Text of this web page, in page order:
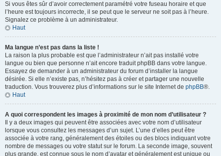
Si vous êtes sûr d’avoir correctement paramétré votre fuseau horaire et que
l’heure est toujours incorrecte, il se peut que le serveur ne soit pas à l’heure.
Signalez ce problème à un administrateur.
Haut
Ma langue n’est pas dans la liste !
La raison la plus probable est que l’administrateur n’ait pas installé votre
langue ou bien que personne n’ait encore traduit phpBB dans votre langue.
Essayez de demander à un administrateur du forum d’installer la langue
désirée. Si elle n’existe pas, n’hésitez pas à créer et partager une nouvelle
traduction. Vous trouverez plus d’informations sur le site Internet de phpBB®.
Haut
A quoi correspondent les images à proximité de mon nom d’utilisateur ?
Il y a deux images qui peuvent être associées avec votre nom d’utilisateur
lorsque vous consultez les messages d’un sujet. L’une d’elles peut être
associée à votre rang, généralement des étoiles ou des blocs indiquant votre
nombre de messages ou votre statut sur le forum. La seconde image, souvent
plus grande, est connue sous le nom d’avatar et généralement est unique ou